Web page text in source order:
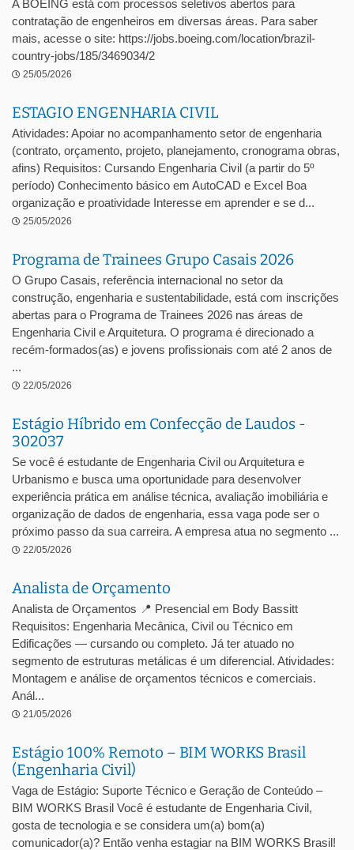
A BOEING está com processos seletivos abertos para
contratação de engenheiros em diversas áreas. Para saber
mais, acesse o site: https://jobs.boeing.com/location/brazil-
country-jobs/185/3469034/2
25/05/2026
ESTAGIO ENGENHARIA CIVIL
Atividades: Apoiar no acompanhamento setor de engenharia
(contrato, orçamento, projeto, planejamento, cronograma obras,
afins) Requisitos: Cursando Engenharia Civil (a partir do 5º
período) Conhecimento básico em AutoCAD e Excel Boa
organização e proatividade Interesse em aprender e se d...
25/05/2026
Programa de Trainees Grupo Casais 2026
O Grupo Casais, referência internacional no setor da
construção, engenharia e sustentabilidade, está com inscrições
abertas para o Programa de Trainees 2026 nas áreas de
Engenharia Civil e Arquitetura. O programa é direcionado a
recém-formados(as) e jovens profissionais com até 2 anos de
...
22/05/2026
Estágio Híbrido em Confecção de Laudos -
302037
Se você é estudante de Engenharia Civil ou Arquitetura e
Urbanismo e busca uma oportunidade para desenvolver
experiência prática em análise técnica, avaliação imobiliária e
organização de dados de engenharia, essa vaga pode ser o
próximo passo da sua carreira. A empresa atua no segmento ...
22/05/2026
Analista de Orçamento
Analista de Orçamentos 📍 Presencial em Body Bassitt
Requisitos: Engenharia Mecânica, Civil ou Técnico em
Edificações — cursando ou completo. Já ter atuado no
segmento de estruturas metálicas é um diferencial. Atividades:
Montagem e análise de orçamentos técnicos e comerciais.
Anál...
21/05/2026
Estágio 100% Remoto – BIM WORKS Brasil
(Engenharia Civil)
Vaga de Estágio: Suporte Técnico e Geração de Conteúdo –
BIM WORKS Brasil Você é estudante de Engenharia Civil,
gosta de tecnologia e se considera um(a) bom(a)
comunicador(a)? Então venha estagiar na BIM WORKS Brasil!